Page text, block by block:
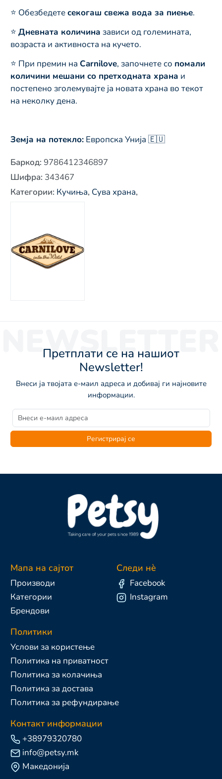
⭐ Обезбедетесекогаш свежа вода за пиење.
⭐ Дневната количина зависи од големината,
возраста и активноста на кучето.
⭐ При премин на Carnilove, започнете со помали
количини мешани со претходната храна и
постепено зголемувајте ја новата храна во текот
на неколку дена.
Земја на потекло: Европска Унија 🇪🇺
Баркод: 9786412346897
Шифра: 343467
Категории: Кучиња, Сува храна,
NEWSLETTER
Претплати се на нашиот
Newsletter!
Внеси ја твојата е-маил адреса и добивај ги најновите
информации.
Регистрирај се
Мапа на сајтот
Производи
Категории
Брендови
Политики
Услови за користење
Политика на приватност
Политика за колачиња
Политика за достава
Политика за рефундирање
Контакт информации
+38979320780
info@petsy.mk
Македонија
Следи нè
Facebook
Instagram